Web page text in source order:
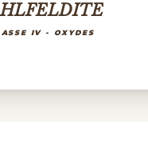
IV - OXYDES